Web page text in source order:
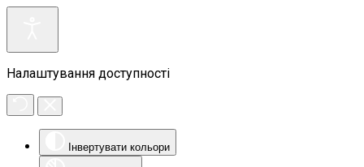
Налаштування доступності
Інвертувати кольори